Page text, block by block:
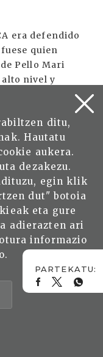
era defendido
quien
Pello Mari
alto nivel y
a
de la
las crónicas y
comenzando
etarras que le
que hizo con
en
de los
que le
llevadas a
ditu,
Hautatu
aukera.
dezakezu.
egin klik
dut" botoia
eta gure
adierazten ari
informazio